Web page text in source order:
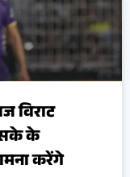
विराट
के
करेंगे